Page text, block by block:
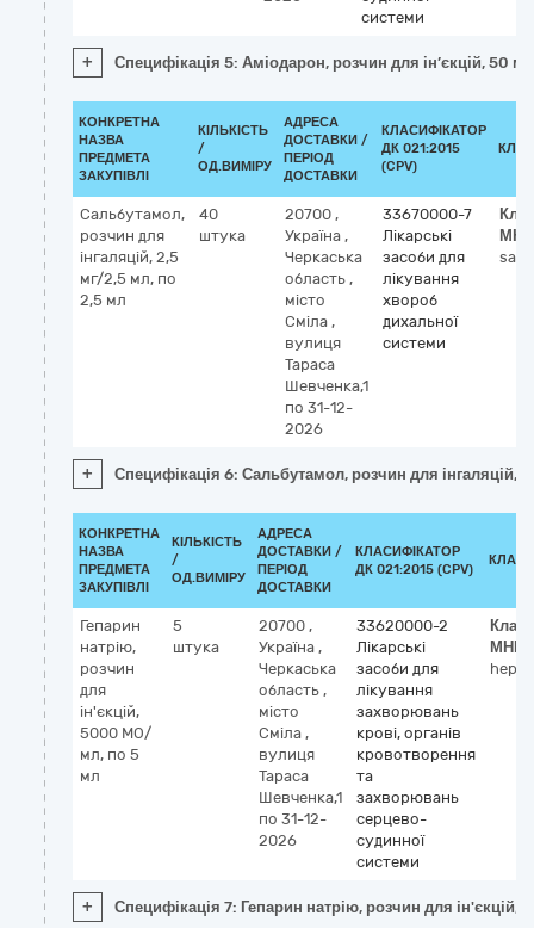
системи
+ Специфікація 5: Аміодарон, розчин для ін’єкцій, 50
КОНКРЕТНА
НАЗВА
ПРЕДМЕТА
ЗАКУПІВЛІ
КІЛЬКІСТЬ
/
ОД.ВИМІРУ
АДРЕСА
ДОСТАВКИ /
ПЕРІОД
ДОСТАВКИ
КЛАСИФІКАТОР
ДК 021:2015
(CPV)
Сальбутамол,
розчин для
інгаляцій, 2,5
мг/2,5 мл, по
2,5 мл
40
штука
20700 ,
Україна ,
Черкаська
область ,
місто
Сміла ,
вулиця
Тараса
Шевченка,1
по 31-12-
2026
33670000-7
Лікарські
засоби для
лікування
хвороб
дихальної
системи
МНН
+ Специфікація 6: Сальбутамол, розчин для інгаляцій,
КОНКРЕТНА
НАЗВА
ПРЕДМЕТА
ЗАКУПІВЛІ
КІЛЬКІСТЬ
/
ОД.ВИМІРУ
АДРЕСА
ДОСТАВКИ /
ПЕРІОД
ДОСТАВКИ
КЛАСИФІКАТОР
ДК 021:2015 (CPV)
Гепарин
натрію,
розчин
для
ін'єкцій,
5000 МО/
мл, по 5
мл
5
штука
20700 ,
Україна ,
Черкаська
область ,
місто
Сміла ,
вулиця
Тараса
Шевченка,1
по 31-12-
2026
33620000-2
Лікарські
засоби для
лікування
захворювань
крові, органів
кровотворення
та
захворювань
серцево-
судинної
системи
МНН
+ Специфікація 7: Гепарин натрію, розчин для